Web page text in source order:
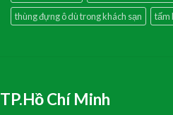
thùng đựng ô dù trong khách sạn
tấm
TP.Hồ Chí Minh